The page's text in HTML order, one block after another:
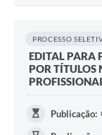
PROCESSO
EDITAL PARA
POR TÍTULOS
Publicação: